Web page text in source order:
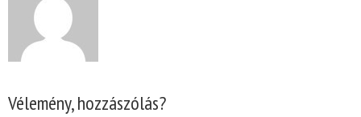
Vélemény, hozzászólás?